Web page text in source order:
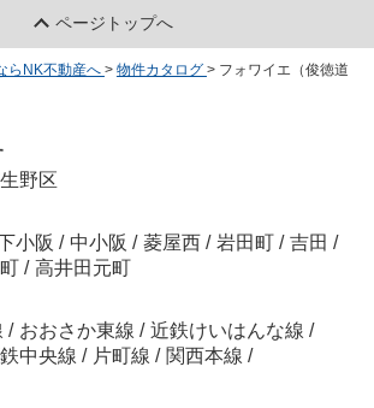
ページトップへ
らNK不動産へ > 物件カタログ > フォワイエ（俊徳道
野区
小阪 / 中小阪 / 菱屋西 / 岩田町 / 吉田 /
/ 高井田元町
/ おおさか東線 / 近鉄けいはんな線 /
中央線 / 片町線 / 関西本線 /